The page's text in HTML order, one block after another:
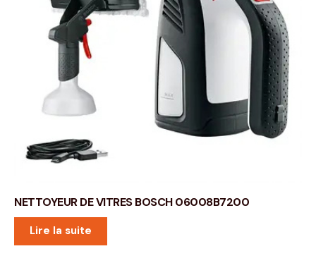
NETTOYEUR DE VITRES BOSCH 06008B7200
Lire la suite